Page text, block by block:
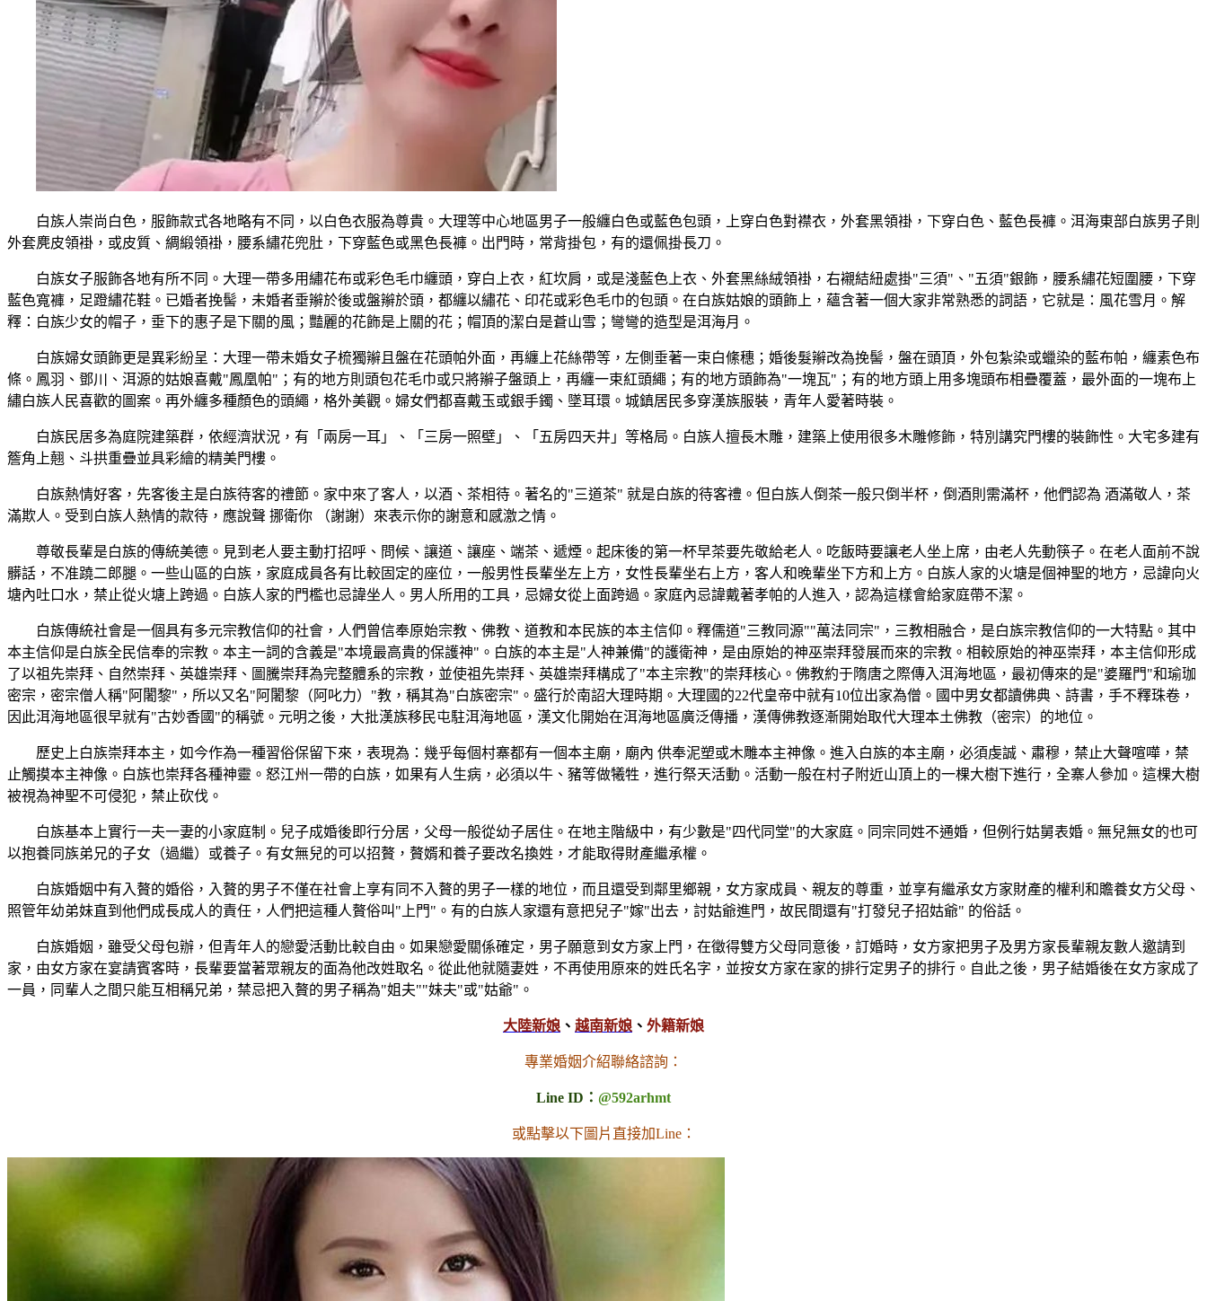
白族人崇尚白色，服飾款式各地略有不同，以白色衣服為尊貴。大理等中心地區男子一般纏白色或藍色包頭，上穿白色對襟衣，外套黑領褂，下穿白色、藍色長褲。洱海東部白族男子則
外套麂皮領褂，或皮質、綢緞領褂，腰系繡花兜肚，下穿藍色或黑色長褲。出門時，常背掛包，有的還佩掛長刀。
白族女子服飾各地有所不同。大理一帶多用繡花布或彩色毛巾纏頭，穿白上衣，紅坎肩，或是淺藍色上衣、外套黑絲絨領褂，右襯結紐處掛"三須"、"五須"銀飾，腰系繡花短圍腰，下穿
藍色寬褲，足蹬繡花鞋。已婚者挽髻，未婚者垂辮於後或盤辮於頭，都纏以繡花、印花或彩色毛巾的包頭。在白族姑娘的頭飾上，蘊含著一個大家非常熟悉的詞語，它就是：風花雪月。解
釋：白族少女的帽子，垂下的惠子是下關的風；豔麗的花飾是上關的花；帽頂的潔白是蒼山雪；彎彎的造型是洱海月。
白族婦女頭飾更是異彩紛呈：大理一帶未婚女子梳獨辮且盤在花頭帕外面，再纏上花絲帶等，左側垂著一束白絛穗；婚後髮辮改為挽髻，盤在頭頂，外包紮染或蠟染的藍布帕，纏素色布
條。鳳羽、鄧川、洱源的姑娘喜戴"鳳凰帕"；有的地方則頭包花毛巾或只將辮子盤頭上，再纏一束紅頭繩；有的地方頭飾為"一塊瓦"；有的地方頭上用多塊頭布相疊覆蓋，最外面的一塊布上
繡白族人民喜歡的圖案。再外纏多種顏色的頭繩，格外美觀。婦女們都喜戴玉或銀手鐲、墜耳環。城鎮居民多穿漢族服裝，青年人愛著時裝。
白族民居多為庭院建築群，依經濟狀況，有「兩房一耳」、「三房一照壁」、「五房四天井」等格局。白族人擅長木雕，建築上使用很多木雕修飾，特別講究門樓的裝飾性。大宅多建有
簷角上翹、斗拱重疊並具彩繪的精美門樓。
白族熱情好客，先客後主是白族待客的禮節。家中來了客人，以酒、茶相待。著名的"三道茶" 就是白族的待客禮。但白族人倒茶一般只倒半杯，倒酒則需滿杯，他們認為 酒滿敬人，茶
滿欺人。受到白族人熱情的款待，應說聲 挪衛你 （謝謝）來表示你的謝意和感激之情。
尊敬長輩是白族的傳統美德。見到老人要主動打招呼、問候、讓道、讓座、端茶、遞煙。起床後的第一杯早茶要先敬給老人。吃飯時要讓老人坐上席，由老人先動筷子。在老人面前不說
髒話，不准蹺二郎腿。一些山區的白族，家庭成員各有比較固定的座位，一般男性長輩坐左上方，女性長輩坐右上方，客人和晚輩坐下方和上方。白族人家的火塘是個神聖的地方，忌諱向火
塘內吐口水，禁止從火塘上跨過。白族人家的門檻也忌諱坐人。男人所用的工具，忌婦女從上面跨過。家庭內忌諱戴著孝帕的人進入，認為這樣會給家庭帶不潔。
白族傳統社會是一個具有多元宗教信仰的社會，人們曾信奉原始宗教、佛教、道教和本民族的本主信仰。釋儒道"三教同源""萬法同宗"，三教相融合，是白族宗教信仰的一大特點。其中
本主信仰是白族全民信奉的宗教。本主一詞的含義是"本境最高貴的保護神"。白族的本主是"人神兼備"的護衛神，是由原始的神巫崇拜發展而來的宗教。相較原始的神巫崇拜，本主信仰形成
了以祖先崇拜、自然崇拜、英雄崇拜、圖騰崇拜為完整體系的宗教，並使祖先崇拜、英雄崇拜構成了"本主宗教"的崇拜核心。佛教約于隋唐之際傳入洱海地區，最初傳來的是"婆羅門"和瑜珈
密宗，密宗僧人稱"阿闍黎"，所以又名"阿闍黎（阿叱力）"教，稱其為"白族密宗"。盛行於南詔大理時期。大理國的22代皇帝中就有10位出家為僧。國中男女都讀佛典、詩書，手不釋珠卷，
因此洱海地區很早就有"古妙香國"的稱號。元明之後，大批漢族移民屯駐洱海地區，漢文化開始在洱海地區廣泛傳播，漢傳佛教逐漸開始取代大理本土佛教（密宗）的地位。
歷史上白族崇拜本主，如今作為一種習俗保留下來，表現為：幾乎每個村寨都有一個本主廟，廟內 供奉泥塑或木雕本主神像。進入白族的本主廟，必須虔誠、肅穆，禁止大聲喧嘩，禁
止觸摸本主神像。白族也崇拜各種神靈。怒江州一帶的白族，如果有人生病，必須以牛、豬等做犧牲，進行祭天活動。活動一般在村子附近山頂上的一棵大樹下進行，全寨人參加。這棵大樹
被視為神聖不可侵犯，禁止砍伐。
白族基本上實行一夫一妻的小家庭制。兒子成婚後即行分居，父母一般從幼子居住。在地主階級中，有少數是"四代同堂"的大家庭。同宗同姓不通婚，但例行姑舅表婚。無兒無女的也可
以抱養同族弟兄的子女（過繼）或養子。有女無兒的可以招贅，贅婿和養子要改名換姓，才能取得財產繼承權。
白族婚姻中有入贅的婚俗，入贅的男子不僅在社會上享有同不入贅的男子一樣的地位，而且還受到鄰里鄉親，女方家成員、親友的尊重，並享有繼承女方家財產的權利和贍養女方父母、
照管年幼弟妹直到他們成長成人的責任，人們把這種人贅俗叫"上門"。有的白族人家還有意把兒子"嫁"出去，討姑爺進門，故民間還有"打發兒子招姑爺" 的俗話。
白族婚姻，雖受父母包辦，但青年人的戀愛活動比較自由。如果戀愛關係確定，男子願意到女方家上門，在徵得雙方父母同意後，訂婚時，女方家把男子及男方家長輩親友數人邀請到
家，由女方家在宴請賓客時，長輩要當著眾親友的面為他改姓取名。從此他就隨妻姓，不再使用原來的姓氏名字，並按女方家在家的排行定男子的排行。自此之後，男子結婚後在女方家成了
一員，同輩人之間只能互相稱兄弟，禁忌把入贅的男子稱為"姐夫""妹夫"或"姑爺"。
大陸新娘 、 越南新娘 、 外籍新娘
專業婚姻介紹聯絡諮詢：
Line ID： @592arhmt
或點擊以下圖片直接加Line：